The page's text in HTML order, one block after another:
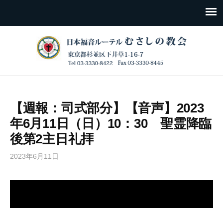
【週報：司式部分】【音声】2023
年6月11日（日）10：30 聖霊降臨
後第2主日礼拝
2023年6月11日